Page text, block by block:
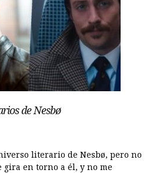
de Nesbø
literario de Nesbø, pero no
en torno a él, y no me